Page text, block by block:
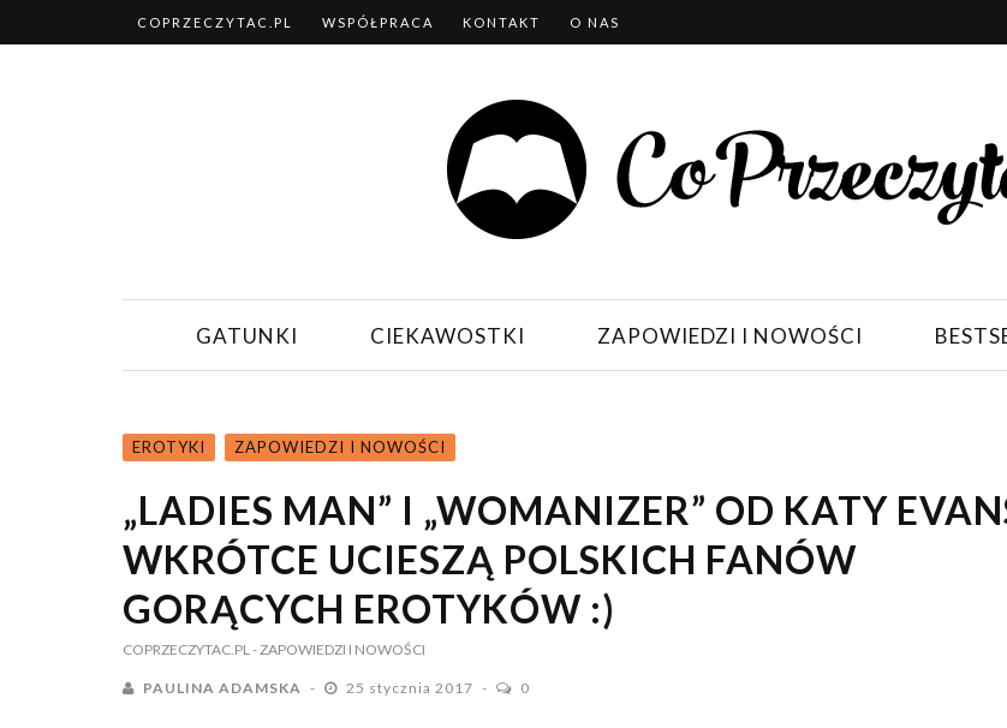
COPRZECZYTAC.PL WSPÓŁPRACA KONTAKT O NAS
GATUNKI CIEKAWOSTKI ZAPOWIEDZI I NOWOŚCI
EROTYKI ZAPOWIEDZI I NOWOŚCI
„LADIES MAN” I „WOMANIZER” OD KATY
WKRÓTCE UCIESZĄ POLSKICH FANÓW
GORĄCYCH EROTYKÓW :)
COPRZECZYTAC.PL- ZAPOWIEDZI I NOWOŚCI
PAULINA ADAMSKA 25 stycznia 2017 0